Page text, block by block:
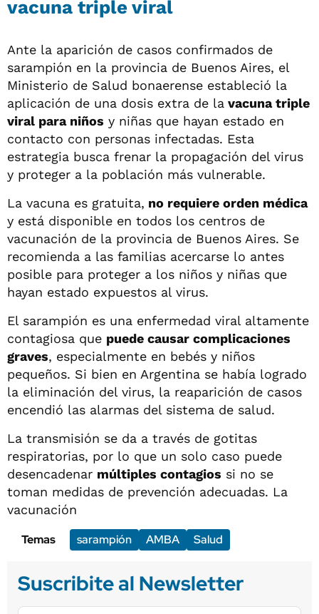
vacuna triple viral
Ante la aparición de casos confirmados de
sarampión en la provincia de Buenos Aires, el
Ministerio de Salud bonaerense estableció la
aplicación de una dosis extra de la vacuna triple
viral para niños y niñas que hayan estado en
contacto con personas infectadas. Esta
estrategia busca frenar la propagación del virus
y proteger a la población más vulnerable.
La vacuna es gratuita, no requiere orden médica
y está disponible en todos los centros de
vacunación de la provincia de Buenos Aires. Se
recomienda a las familias acercarse lo antes
posible para proteger a los niños y niñas que
hayan estado expuestos al virus.
El sarampión es una enfermedad viral altamente
contagiosa que puede causar complicaciones
graves, especialmente en bebés y niños
pequeños. Si bien en Argentina se había logrado
la eliminación del virus, la reaparición de casos
encendió las alarmas del sistema de salud.
La transmisión se da a través de gotitas
respiratorias, por lo que un solo caso puede
desencadenar múltiples contagios si no se
toman medidas de prevención adecuadas. La
vacunación
Temas
sarampión AMBA Salud
Suscribite al Newsletter